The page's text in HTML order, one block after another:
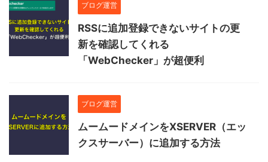
ブログ運営
RSSに追加登録できないサイトの更
新を確認してくれる
「WebChecker」が超便利
ブログ運営
ムームードメインをXSERVER（エッ
クスサーバー）に追加する方法